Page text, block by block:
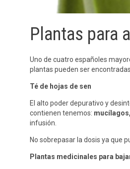
Plantas para
Uno de cuatro españoles
plantas pueden ser
Té de hojas de sen
El alto poder depurativo y
contienen tenemos:
infusión.
No sobrepasar la dosis ya que
Plantas medicinales para